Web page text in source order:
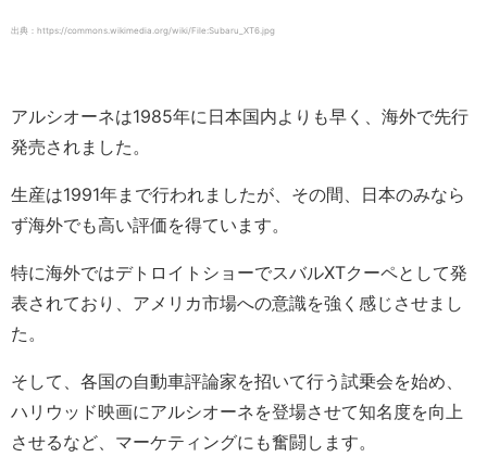
出典：https://commons.wikimedia.org/wiki/File:Subaru_XT6.jpg
アルシオーネは1985年に日本国内よりも早く、海外で先行
発売されました。
生産は1991年まで行われましたが、その間、日本のみなら
ず海外でも高い評価を得ています。
特に海外ではデトロイトショーでスバルXTクーペとして発
表されており、アメリカ市場への意識を強く感じさせまし
た。
そして、各国の自動車評論家を招いて行う試乗会を始め、
ハリウッド映画にアルシオーネを登場させて知名度を向上
させるなど、マーケティングにも奮闘します。